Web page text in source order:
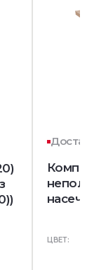
непол.
ЦВЕТ: